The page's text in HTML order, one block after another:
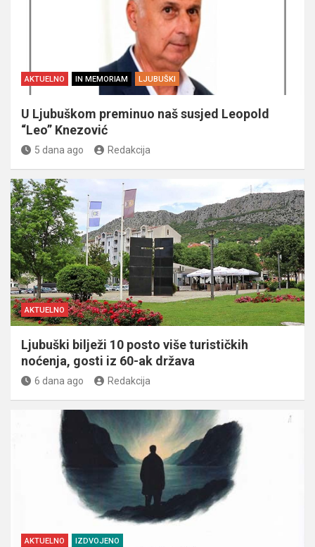
AKTUELNO IN MEMORIAM LJUBUŠKI
U Ljubuškom preminuo naš susjed Leopold
“Leo” Knezović
5 dana ago Redakcija
AKTUELNO
Ljubuški bilježi 10 posto više turističkih
noćenja, gosti iz 60-ak država
6 dana ago Redakcija
AKTUELNO IZDVOJENO